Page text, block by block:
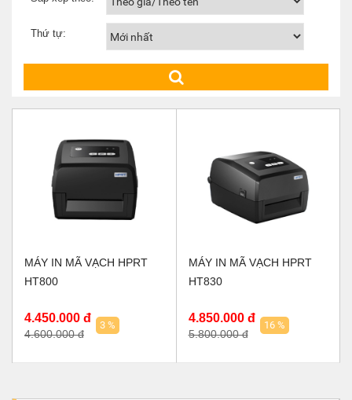
Thứ tự:
MÁY IN MÃ VẠCH HPRT
HT800
4.450.000 đ
4.600.000 đ
3 %
MÁY IN MÃ VẠCH HPRT
HT830
4.850.000 đ
5.800.000 đ
16 %